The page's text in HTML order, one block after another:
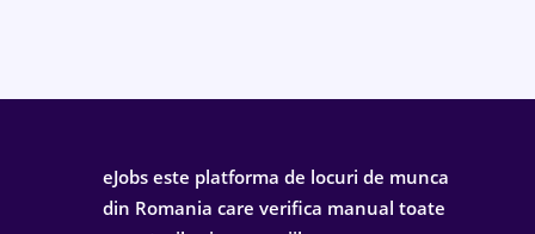
eJobs este platforma de locuri de munca
din Romania care verifica manual toate